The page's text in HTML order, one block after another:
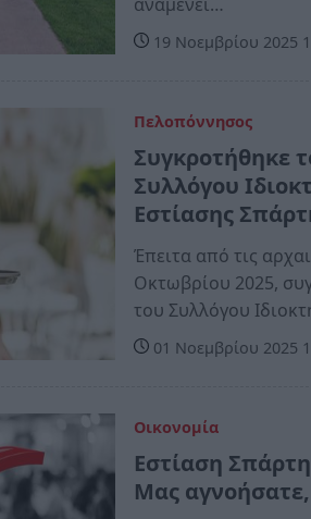
19 Νοεμβρίου 2025
Πελοπόννησος
Συγκροτήθηκε
Συλλόγου
Εστίασης
Έπειτα από τις
Οκτωβρίου 2025,
του Συλλόγου
01 Νοεμβρίου 2025
Οικονομία
Εστίαση
Μας